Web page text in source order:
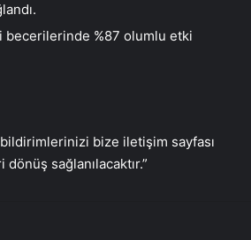
%87 olumlu etki
bize iletişim sayfası
sağlanılacaktır.”
düştü: Hasta da doktor da öldü
BM binasının ilginç sistemi: Nehir